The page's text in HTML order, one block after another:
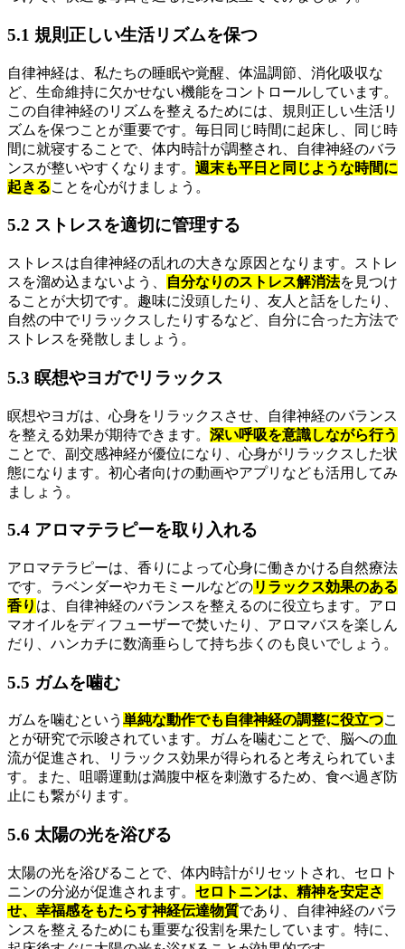
5.1 規則正しい生活リズムを保つ
自律神経は、私たちの睡眠や覚醒、体温調節、消化吸収な
ど、生命維持に欠かせない機能をコントロールしています。
この自律神経のリズムを整えるためには、規則正しい生活リ
ズムを保つことが重要です。毎日同じ時間に起床し、同じ時
間に就寝することで、体内時計が調整され、自律神経のバラ
ンスが整いやすくなります。 週末も平日と同じような時間に
起きることを心がけましょう。
5.2 ストレスを適切に管理する
ストレスは自律神経の乱れの大きな原因となります。ストレ
スを溜め込まないよう、
自分なりのストレス解消法を見つけ
ることが大切です。趣味に没頭したり、友人と話をしたり、
自然の中でリラックスしたりするなど、自分に合った方法で
ストレスを発散しましょう。
5.3 瞑想やヨガでリラックス
瞑想やヨガは、心身をリラックスさせ、自律神経のバランス
を整える効果が期待できます。 深い呼吸を意識しながら行う
ことで、副交感神経が優位になり、心身がリラックスした状
態になります。初心者向けの動画やアプリなども活用してみ
ましょう。
5.4 アロマテラピーを取り入れる
アロマテラピーは、香りによって心身に働きかける自然療法
です。ラベンダーやカモミールなどのリラックス効果のある
香り は、自律神経のバランスを整えるのに役立ちます。アロ
マオイルをディフューザーで焚いたり、アロマバスを楽しん
だり、ハンカチに数滴垂らして持ち歩くのも良いでしょう。
5.5 ガムを噛む
ガムを噛むという 単純な動作でも自律神経の調整に役立つこ
とが研究で示唆されています。ガムを噛むことで、脳への血
流が促進され、リラックス効果が得られると考えられていま
す。また、咀嚼運動は満腹中枢を刺激するため、食べ過ぎ防
止にも繋がります。
5.6 太陽の光を浴びる
太陽の光を浴びることで、体内時計がリセットされ、セロト
ニンの分泌が促進されます。 セロトニンは、精神を安定さ
せ、幸福感をもたらす神経伝達物質であり、自律神経のバラ
ンスを整えるためにも重要な役割を果たしています。特に、